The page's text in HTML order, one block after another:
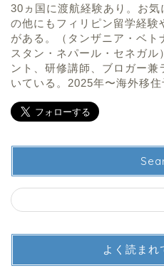
30ヵ国に渡航経験あり。お
の他にもフィリピン留学経験
がある。（タンザニア・ベト
スタン・ネパール・セネガ
ント、研修講師、ブロガー
いている。2025年〜海外移住
よく読まれ